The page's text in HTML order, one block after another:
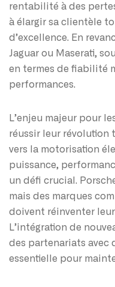
rentabilité à des
à élargir sa clientèle
d’excellence. En
Jaguar ou Maserati,
en termes de fiabilité
performances.
L’enjeu majeur pour
réussir leur révolution
vers la motorisation
puissance,
un défi crucial.
mais des marques
doivent réinventer
L’intégration de
des partenariats avec
essentielle pour